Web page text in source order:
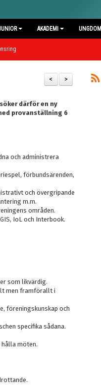
AKADEMI UNGDOM
>
<
därför en ny
provanställning 6
och administrera
förbundsärenden,
och övergripande
m.m.
områden.
IoL och Interbook.
som likvärdig.
men framförallt i
föreningskunskap och
specifika sådana.
möten.